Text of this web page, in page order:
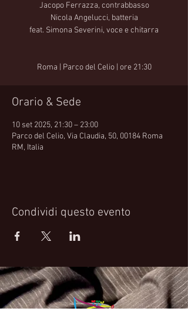
Jacopo Ferrazza, contrabbasso
Nicola Angelucci, batteria
feat. Simona Severini, voce e chitarra
Roma | Parco del Celio | ore 21:30
Orario & Sede
10 set 2025, 21:30 – 23:00
Parco del Celio, Via Claudia, 50, 00184 Roma
RM, Italia
Condividi questo evento